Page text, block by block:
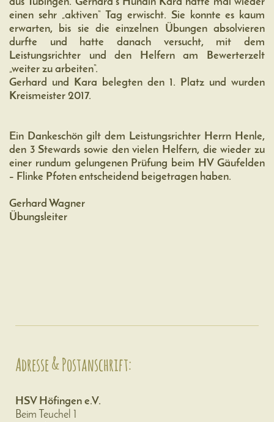
aus Tübingen. Gerhard`s Hündin Kara hatte mal wieder
einen sehr „aktiven“ Tag erwischt. Sie konnte es kaum
erwarten, bis sie die einzelnen Übungen absolvieren
durfte und hatte danach versucht, mit dem
Leistungsrichter und den Helfern am Bewerterzelt
„weiter zu arbeiten“.
Gerhard und Kara belegten den 1. Platz und wurden
Kreismeister 2017.
Ein Dankeschön gilt dem Leistungsrichter Herrn Henle,
den 3 Stewards sowie den vielen Helfern, die wieder zu
einer rundum gelungenen Prüfung beim HV Gäufelden
– Flinke Pfoten entscheidend beigetragen haben.
Gerhard Wagner
Übungsleiter
Adresse & Postanschrift:
HSV Höfingen e.V.
Beim Teuchel 1